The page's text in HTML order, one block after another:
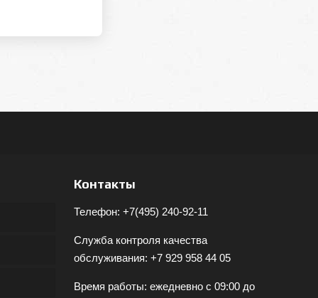
Контакты
Телефон: +7(495) 240-92-11
Служба контроля качества
обслуживания: +7 929 958 44 05
Время работы: ежедневно с 09:00 до